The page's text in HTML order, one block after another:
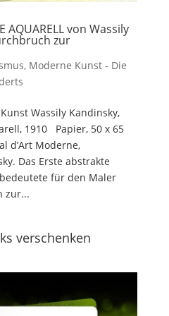
AQUARELL von Wassily
zur
, Moderne Kunst - Die
Wassily Kandinsky,
1910 Papier, 50 x 65
d’Art Moderne,
Das Erste abstrakte
für den Maler
zur...
verschenken